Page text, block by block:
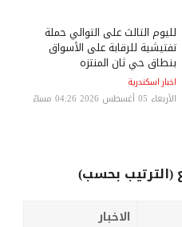
لليوم الثالث على التوالي حملة
تفتيشية للرقابة على الأسواق
بنطاق حي ثان المنتزه
اخبار اسكندرية
الأربعاء 05 أغسطس 2026 04:26 مساءً
(الترتيب بحسب)
الاخبار